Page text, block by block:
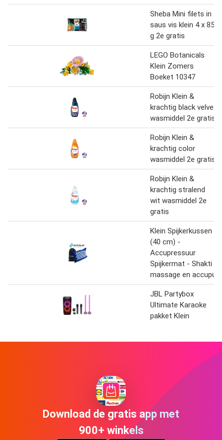
Sheba Mini filets in
saus vis klein 4 x 85
g 2e gratis
LEGO Botanicals
Klein Zomers
Boeket 10347
Robijn Klein &
krachtig black velvet
wasmiddel 2e gratis
Robijn Klein &
krachtig color
wasmiddel 2e gratis
Robijn Klein &
krachtig stralend
wit wasmiddel 2e
gratis
Klein Spijkerkussen
(40 cm) -
Accupressuur
Spijkermat - Shakti
massage en accupu
JBL Partybox
Ultimate Karaoke
pakket Klein
Download de gratis app met
900+ winkels